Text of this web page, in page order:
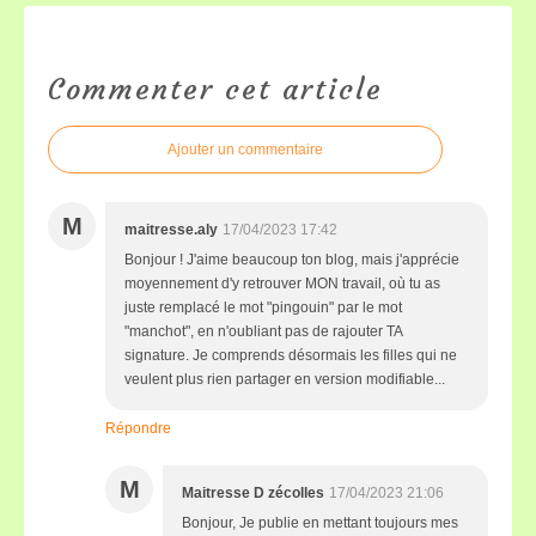
Commenter cet article
Ajouter un commentaire
M maitresse.aly 17/04/2023 17:42
Bonjour ! J'aime beaucoup ton blog, mais j'apprécie
moyennement d'y retrouver MON travail, où tu as
juste remplacé le mot "pingouin" par le mot
"manchot", en n'oubliant pas de rajouter TA
signature. Je comprends désormais les filles qui ne
veulent plus rien partager en version modifiable...
Répondre
M Maitresse D zécolles 17/04/2023 21:06
Bonjour, Je publie en mettant toujours mes